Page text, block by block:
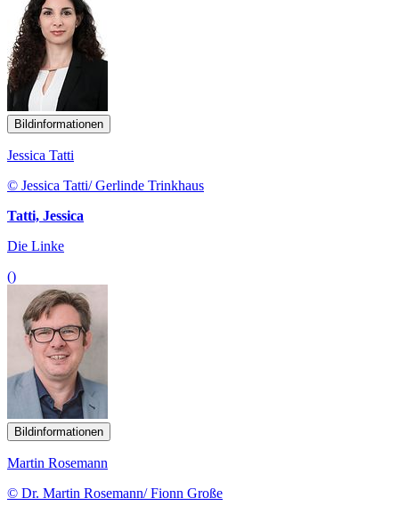
Bildinformationen
Jessica Tatti
© Jessica Tatti/ Gerlinde Trinkhaus
Tatti, Jessica
Die Linke
()
Bildinformationen
Martin Rosemann
© Dr. Martin Rosemann/ Fionn Große